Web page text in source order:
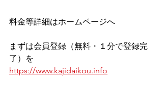
料金等詳細はホームページへ
まずは会員登録（無料・１分で登録完
了）を
https://www.kajidaikou.info